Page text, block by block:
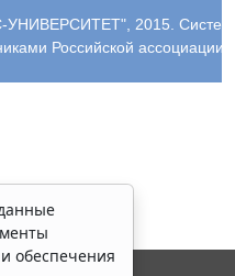
2015. Система
Российской
обеспечения